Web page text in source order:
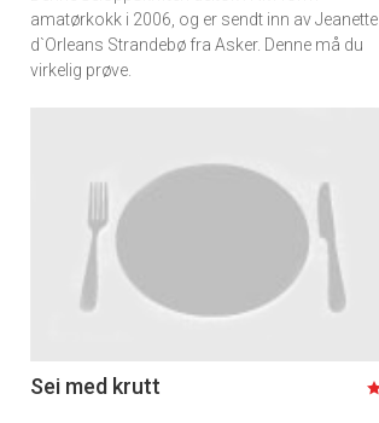
amatørkokk i 2006, og er sendt inn av Jeanette
d`Orleans Strandebø fra Asker. Denne må du
virkelig prøve.
Sei med krutt